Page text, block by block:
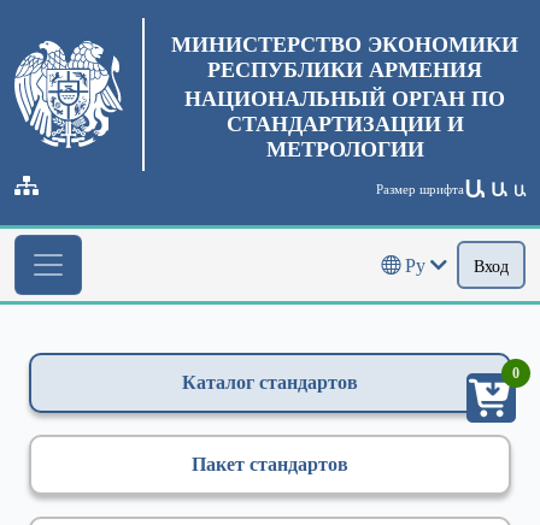
МИНИСТЕРСТВО ЭКОНОМИКИ
РЕСПУБЛИКИ АРМЕНИЯ
НАЦИОНАЛЬНЫЙ ОРГАН ПО
СТАНДАРТИЗАЦИИ И
МЕТРОЛОГИИ
Размер шрифтаԱ Ա Ա
Ру Вход
Каталог стандартов
Пакет стандартов
0